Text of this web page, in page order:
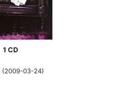
1 CD
(2009-03-24)